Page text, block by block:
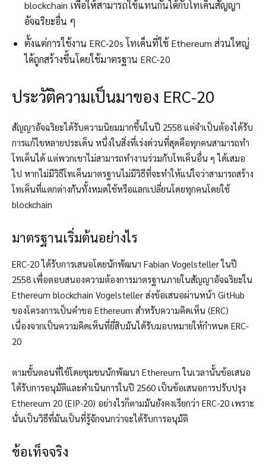
blockchain เพื่อให้สามารถใช้แทนกันได้กับโทเค็นสัญญา
อัจฉริยะอื่น ๆ
ตั้งแต่การใช้งาน ERC-20s โทเค็นที่ใช้ Ethereum ส่วนใหญ่
ได้ถูกสร้างขึ้นโดยใช้มาตรฐาน ERC-20
ประวัติความเป็นมาของ ERC-20
สัญญาอัจฉริยะได้รับความนิยมมากขึ้นในปี 2558 แต่จำเป็นต้องได้รับ
การแก้ไขหลายประเด็น หนึ่งในสิ่งที่เร่งด่วนที่สุดคือทุกคนสามารถทำ
โทเค็นได้ แต่พวกเขาไม่สามารถทำงานร่วมกับโทเค็นอื่น ๆ ได้เสมอ
ไป หากไม่มีวิธีโทเค็นมาตรฐานไม่มีวิธีที่จะทำให้แน่ใจว่าสามารถสร้าง
โทเค็นที่แตกต่างกันทั้งหมดใช้หรือแลกเปลี่ยนโดยทุกคนโดยใช้
blockchain
มาตรฐานเริ่มต้นอย่างไร
ERC-20 ได้รับการเสนอโดยนักพัฒนา Fabian Vogelsteller ในปี
2558 เพื่อตอบสนองความต้องการมาตรฐานภายในสัญญาอัจฉริยะใน
Ethereum blockchain Vogelsteller ส่งข้อเสนอผ่านหน้า GitHub
ของโครงการเป็นคำขอ Ethereum สำหรับความคิดเห็น (ERC)
เนื่องจากเป็นความคิดเห็นที่ยี่สิบมันได้รับมอบหมายให้กำหนด ERC-
20
ตามขั้นตอนที่ใช้โดยชุมชนนักพัฒนา Ethereum ในเวลานั้นข้อเสนอ
ได้รับการอนุมัติและดำเนินการในปี 2560 เป็นข้อเสนอการปรับปรุง
Ethereum 20 (EIP-20) อย่างไรก็ตามมันยังคงเรียกว่า ERC-20 เพราะ
นั่นเป็นวิธีที่มันเป็นที่รู้จักจนกว่าจะได้รับการอนุมัติ
ข้อเท็จจริง